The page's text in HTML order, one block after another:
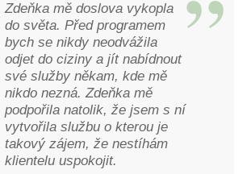
Zdeňka mě doslova vykopla
do světa. Před programem
bych se nikdy neodvážila
odjet do ciziny a jít nabídnout
své služby někam, kde mě
nikdo nezná. Zdeňka mě
podpořila natolik, že jsem s ní
vytvořila službu o kterou je
takový zájem, že nestíhám
klientelu uspokojit.